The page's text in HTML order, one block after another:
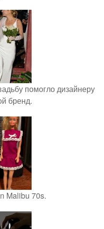
помогло дизайнеру
бренд.
Malibu 70s.